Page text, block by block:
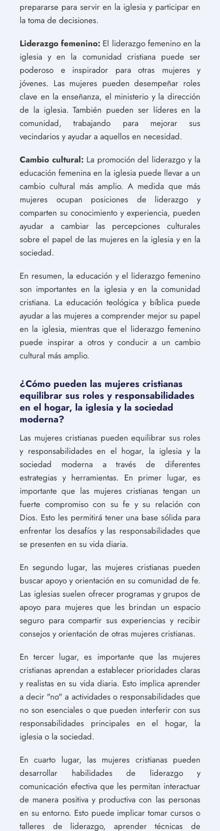
prepararse para servir en la iglesia y participar en
la toma de decisiones.
Liderazgo femenino: El liderazgo femenino en la
iglesia y en la comunidad cristiana puede ser
poderoso e inspirador para otras mujeres y
jóvenes. Las mujeres pueden desempeñar roles
clave en la enseñanza, el ministerio y la dirección
de la iglesia. También pueden ser líderes en la
comunidad, trabajando para mejorar sus
vecindarios y ayudar a aquellos en necesidad.
Cambio cultural:La promoción del liderazgo y la
educación femenina en la iglesia puede llevar a un
cambio cultural más amplio. A medida que más
mujeres ocupan posiciones de liderazgo y
comparten su conocimiento y experiencia, pueden
ayudar a cambiar las percepciones culturales
sobre el papel de las mujeres en la iglesia y en la
sociedad.
En resumen, la educación y el liderazgo femenino
son importantes en la iglesia y en la comunidad
cristiana. La educación teológica y bíblica puede
ayudar a las mujeres a comprender mejor su papel
en la iglesia, mientras que el liderazgo femenino
puede inspirar a otros y conducir a un cambio
cultural más amplio.
¿Cómo pueden las mujeres cristianas
equilibrar sus roles y responsabilidades
en el hogar, la iglesia y la sociedad
moderna?
Las mujeres cristianas pueden equilibrar sus roles
y responsabilidades en el hogar, la iglesia y la
sociedad moderna a través de diferentes
estrategias y herramientas. En primer lugar, es
importante que las mujeres cristianas tengan un
fuerte compromiso con su fe y su relación con
Dios. Esto les permitirá tener una base sólida para
enfrentar los desafíos y las responsabilidades que
se presenten en su vida diaria.
En segundo lugar, las mujeres cristianas pueden
buscar apoyo y orientación en su comunidad de fe.
Las iglesias suelen ofrecer programas y grupos de
apoyo para mujeres que les brindan un espacio
seguro para compartir sus experiencias y recibir
consejos y orientación de otras mujeres cristianas.
En tercer lugar, es importante que las mujeres
cristianas aprendan a establecer prioridades claras
y realistas en su vida diaria. Esto implica aprender
a decir "no" a actividades o responsabilidades que
no son esenciales o que pueden interferir con sus
responsabilidades principales en el hogar, la
iglesia o la sociedad.
En cuarto lugar, las mujeres cristianas pueden
desarrollar habilidades de liderazgo y
comunicación efectiva que les permitan interactuar
de manera positiva y productiva con las personas
en su entorno. Esto puede implicar tomar cursos o
talleres de liderazgo, aprender técnicas de